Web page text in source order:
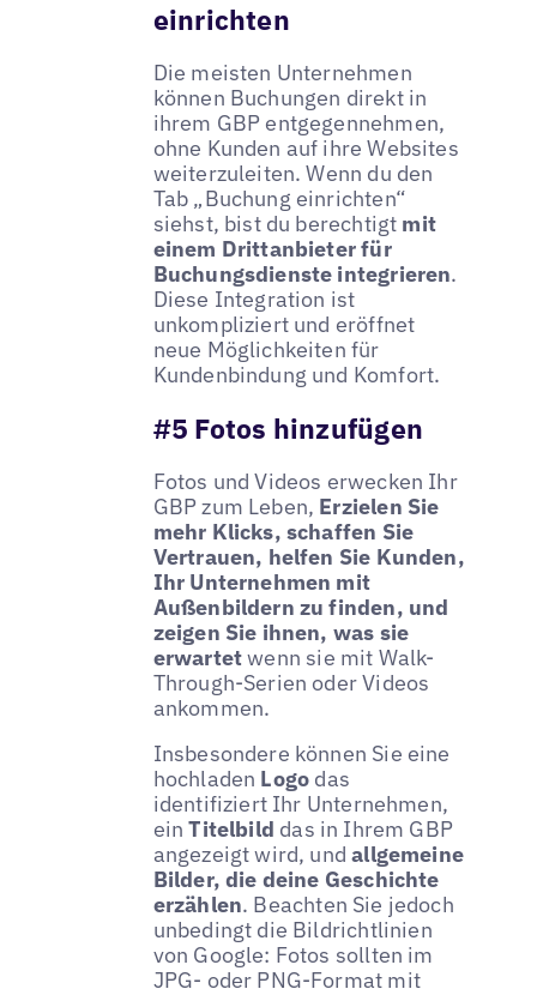
einrichten
Die meisten Unternehmen
können Buchungen direkt in
ihrem GBP entgegennehmen,
ohne Kunden auf ihre Websites
weiterzuleiten. Wenn du den
Tab „Buchung einrichten“
siehst, bist du berechtigt mit
einem Drittanbieter für
Buchungsdienste integrieren.
Diese Integration ist
unkompliziert und eröffnet
neue Möglichkeiten für
Kundenbindung und Komfort.
#5 Fotos hinzufügen
Fotos und Videos erwecken Ihr
GBP zum Leben, Erzielen Sie
mehr Klicks, schaffen Sie
Vertrauen, helfen Sie Kunden,
Ihr Unternehmen mit
Außenbildern zu finden, und
zeigen Sie ihnen, was sie
erwartetwenn sie mit Walk-
Through-Serien oder Videos
ankommen.
Insbesondere können Sie eine
hochladen Logo das
identifiziert Ihr Unternehmen,
einTitelbild das in Ihrem GBP
angezeigt wird, und allgemeine
Bilder, die deine Geschichte
erzählen. Beachten Sie jedoch
unbedingt die Bildrichtlinien
von Google: Fotos sollten im
JPG- oder PNG-Format mit